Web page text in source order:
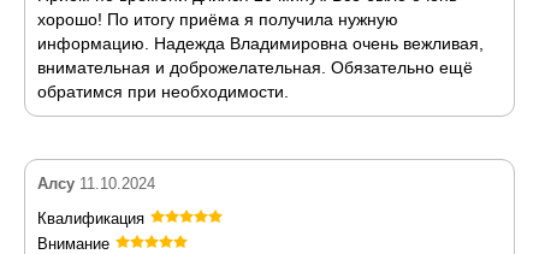
хорошо! По итогу приёма я получила нужную
информацию. Надежда Владимировна очень вежливая,
внимательная и доброжелательная. Обязательно ещё
обратимся при необходимости.
Алсу 11.10.2024
Квалификация
Внимание